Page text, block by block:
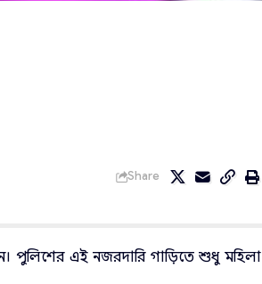
Share
পুলিশের এই নজরদারি গাড়িতে শুধু মহিলা